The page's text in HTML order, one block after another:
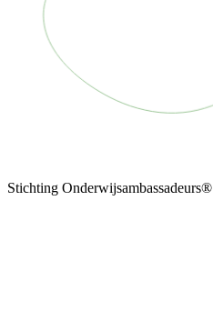
Stichting Onderwijsambassadeurs®